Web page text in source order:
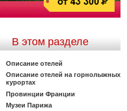
В этом разделе
Описание отелей
Описание отелей на горнолыжных
курортах
Провинции Франции
Музеи Парижа